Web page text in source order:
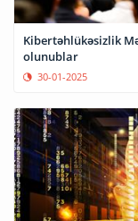
Kibertəhlükəsizlik
olunublar
30-01-2025